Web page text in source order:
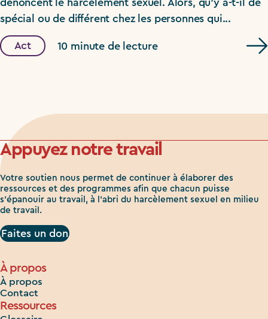
dénoncent le harcèlement sexuel. Alors, qu’y a-t-il de
spécial ou de différent chez les personnes qui...
Act 10 minute de lecture
Appuyez notre travail
Votre soutien nous permet de continuer à élaborer des
ressources et des programmes afin que chacun puisse
s'épanouir au travail, à l'abri du harcèlement sexuel en milieu
de travail.
Faites un don
À propos
À propos
Contact
Ressources